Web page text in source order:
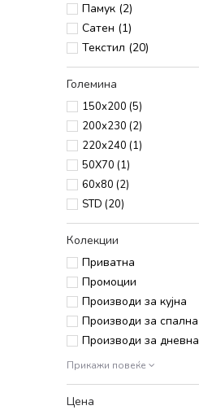
Памук (2)
Сатен (1)
Текстил (20)
Големина
150х200 (5)
200х230 (2)
220х240 (1)
50X70 (1)
60x80 (2)
STD (20)
Колекции
Приватна
Промоции
Производи за кујна
Производи за спална
Производи за дневна
Прикажи повеќе
Цена